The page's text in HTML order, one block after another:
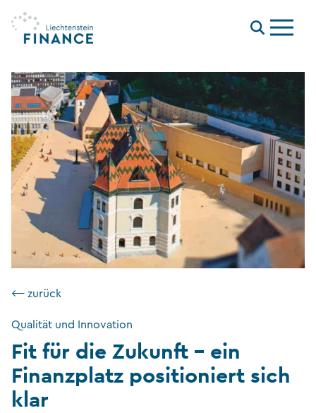
Menu
⟵ zurück
Qualität und Innovation
Fit für die Zukunft – ein
Finanzplatz positioniert sich
klar